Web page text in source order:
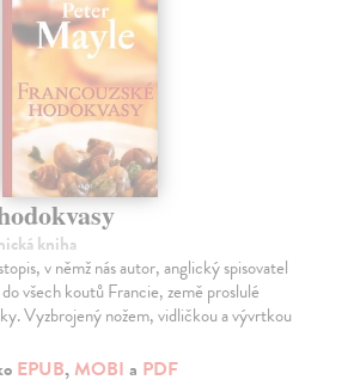
kniha
v němž nás autor, anglický spisovatel
všech koutů Francie, země proslulé
Vyzbrojený nožem, vidličkou a vývrtkou
EPUB, MOBI a PDF